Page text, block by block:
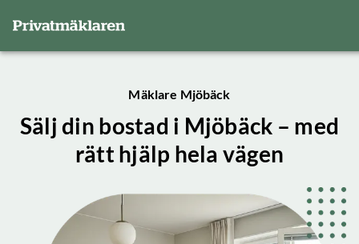
Mäklare Mjöbäck
Sälj din bostad i Mjöbäck – med
rätt hjälp hela vägen